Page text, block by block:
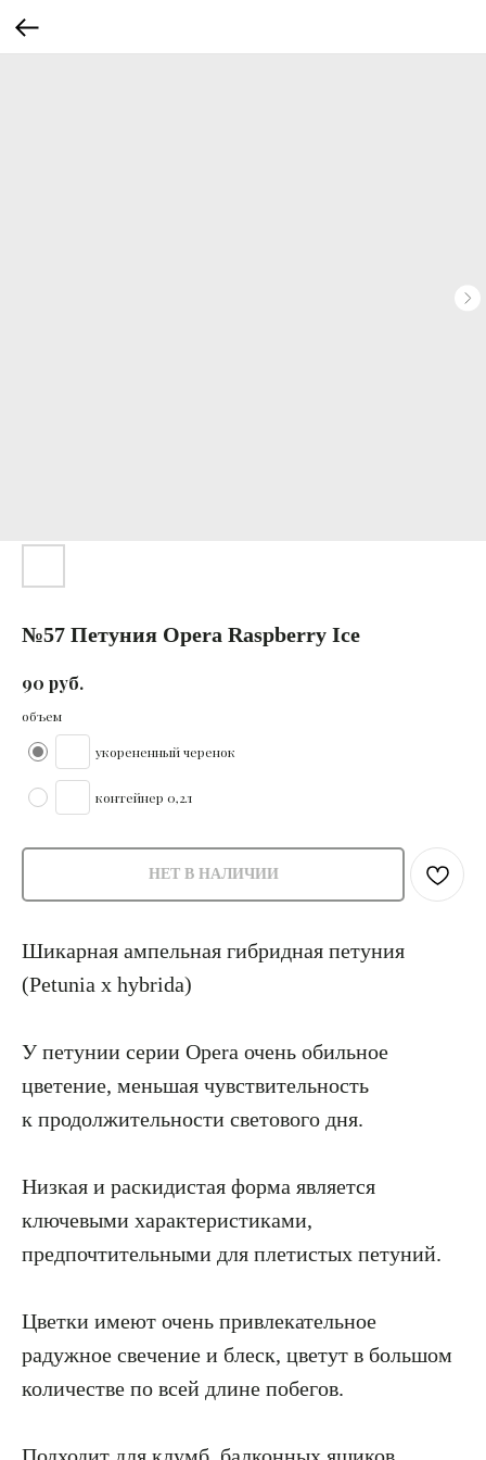
№57 Петуния Opera Raspberry Ice
90 руб.
объем
укорененный черенок
контейнер 0,2л
НЕТ В НАЛИЧИИ
Шикарная ампельная гибридная петуния
(Petunia х hybrida)
У петунии серии Opera очень обильное
цветение, меньшая чувствительность
к продолжительности светового дня.
Низкая и раскидистая форма является
ключевыми характеристиками,
предпочтительными для плетистых петуний.
Цветки имеют очень привлекательное
радужное свечение и блеск, цветут в большом
количестве по всей длине побегов.